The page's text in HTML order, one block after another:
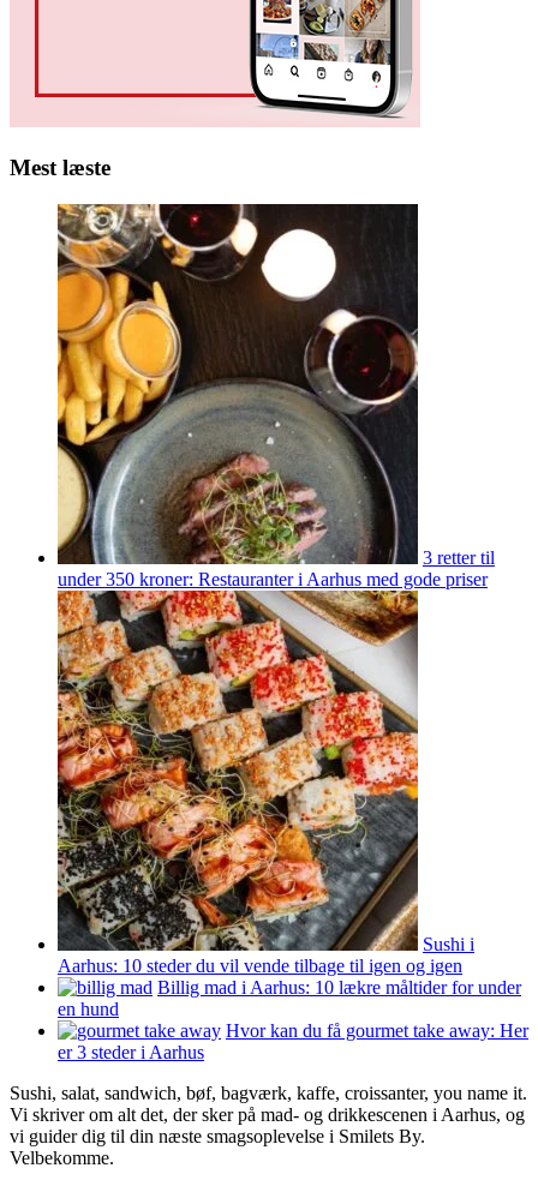
Mest læste
3 retter til
under 350 kroner: Restauranter i Aarhus med gode priser
Sushi i
Aarhus: 10 steder du vil vende tilbage til igen og igen
Billig mad i Aarhus: 10 lækre måltider for under
en hund
Hvor kan du få gourmet take away: Her
er 3 steder i Aarhus
Sushi, salat, sandwich, bøf, bagværk, kaffe, croissanter, you name it.
Vi skriver om alt det, der sker på mad- og drikkescenen i Aarhus, og
vi guider dig til din næste smagsoplevelse i Smilets By.
Velbekomme.